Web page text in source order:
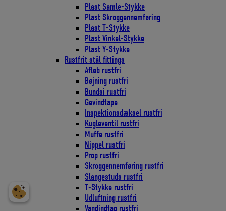
Plast Samle-Stykke
Plast Skroggennemføring
Plast T-Stykke
Plast Vinkel-Stykke
Plast Y-Stykke
Rustfrit stål fittings
Afløb rustfri
Bøjning rustfri
Bundsi rustfri
Gevindtape
Inspektionsdæksel rustfri
Kugleventil rustfri
Muffe rustfri
Nippel rustfri
Prop rustfri
Skroggennemføring rustfri
Slangestuds rustfri
T-Stykke rustfri
Udluftning rustfri
Vandindtag rustfri